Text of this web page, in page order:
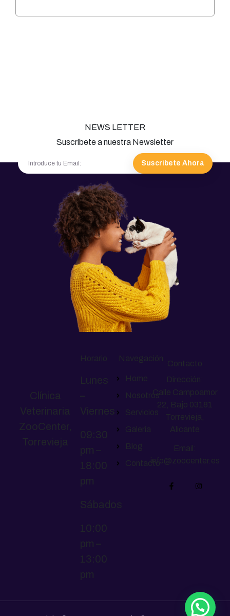
NEWS LETTER
Suscríbete a nuestra Newsletter
Suscríbete Ahora
Clínica
Veterinaria
ZooCenter,
Torrevieja
Horario
Lunes
–
Viernes
09:30
pm –
18:00
pm
Sábados
10:00
pm –
13:00
pm
Navegación
Home
Nosotros
Servicios
Galería
Blog
Contacto
Contacto
Dirección:
Calle Campoamor
22, Bajo 03181
Torrevieja,
Alicante
Email:
info@zoocenter.es